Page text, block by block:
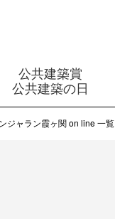
公共建築賞
公共建築の日
ジャラン霞ヶ関 on line 一覧